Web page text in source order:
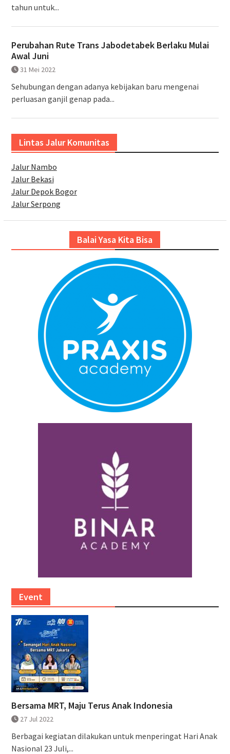
tahun untuk...
Perubahan Rute Trans Jabodetabek Berlaku Mulai
Awal Juni
31 Mei 2022
Sehubungan dengan adanya kebijakan baru mengenai
perluasan ganjil genap pada...
Lintas Jalur Komunitas
Jalur Nambo
Jalur Bekasi
Jalur Depok Bogor
Jalur Serpong
Balai Yasa Kita Bisa
Event
Bersama MRT, Maju Terus Anak Indonesia
27 Jul 2022
Berbagai kegiatan dilakukan untuk menperingat Hari Anak
Nasional 23 Juli,...